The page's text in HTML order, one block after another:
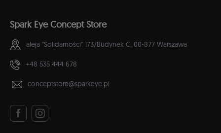
Spark Eye Concept Store
aleja "Solidarności" 173/Budynek C, 00-877 Warszawa
+48 535 444 678
conceptstore@sparkeye.pl